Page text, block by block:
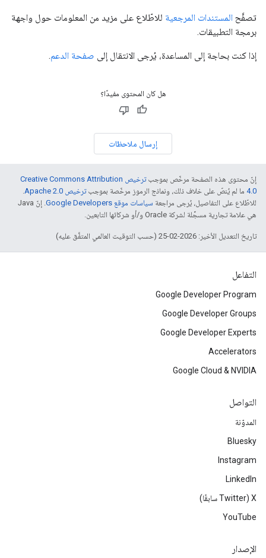
تصفَّح المستندات المرجعية للاطّلاع على مزيد من المعلومات حول واجهة
برمجة التطبيقات.
إذا كنت بحاجة إلى المساعدة، يُرجى الانتقال إلى صفحة الدعم.
هل كان المحتوى مفيدًا؟
إرسال ملاحظات
إنّ محتوى هذه الصفحة مرخّص بموجب
ترخيص Creative Commons Attribution
4.0‏ ما لم يُنصّ على خلاف ذلك، ونماذج الرموز مرخّصة بموجبترخيص Apache 2.0‏
.
للاطّلاع على التفاصيل، يُرجى مراجعة سياسات موقع Google Developers‏
. إنّ Java
هي علامة تجارية مسجَّلة لشركة Oracle و/أو شركائها التابعين.
تاريخ التعديل الأخير: 2026-02-25 (حسب التوقيت العالمي المتفَّق عليه)
التفاعل
Google Developer Program
Google Developer Groups
Google Developer Experts
Accelerators
Google Cloud & NVIDIA
التواصل
المدوّنة
Bluesky
Instagram
LinkedIn
‫X ‏(Twitter سابقًا)
YouTube
الإصدار